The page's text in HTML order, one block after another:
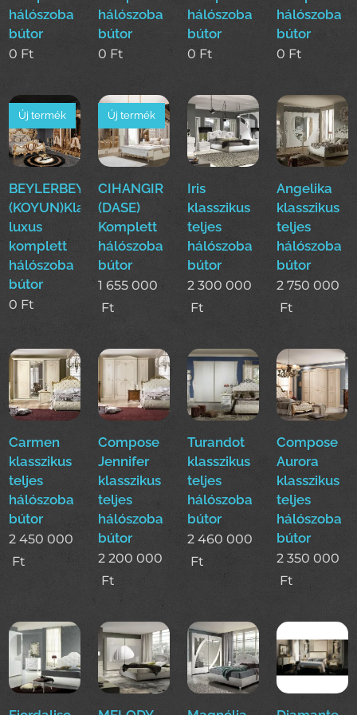
hálószoba
bútor
0 Ft
hálószoba
bútor
0 Ft
hálószoba
bútor
0 Ft
hálószoba
bútor
0 Ft
BEYLERBEYI
(KOYUN)Klasszikus
luxus
komplett
hálószoba
bútor
Új termék
0 Ft
CIHANGIR
(DASE)
Komplett
hálószoba
bútor
Új termék
1 655 000
Ft
Iris
klasszikus
teljes
hálószoba
bútor
2 300 000
Ft
Angelika
klasszikus
teljes
hálószoba
bútor
2 750 000
Ft
Carmen
klasszikus
teljes
hálószoba
bútor
2 450 000
Ft
Compose
Jennifer
klasszikus
teljes
hálószoba
bútor
2 200 000
Ft
Turandot
klasszikus
teljes
hálószoba
bútor
2 460 000
Ft
Compose
Aurora
klasszikus
teljes
hálószoba
bútor
2 350 000
Ft